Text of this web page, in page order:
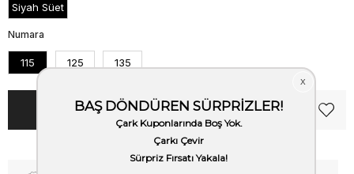
Siyah Süet
Numara
115 125 135